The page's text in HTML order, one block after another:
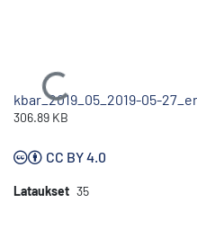
Ladataan...
kbar_2019_05_2019-05-
306.89 KB
CC BY 4.0
Lataukset 35